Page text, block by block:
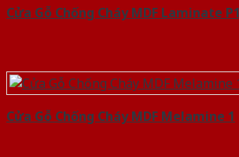
Cửa Gỗ Chống Cháy MDF Laminate
Cửa Gỗ Chống Cháy MDF Melamine 1